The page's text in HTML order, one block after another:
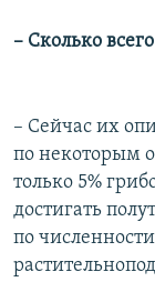
– Сколько
– Сейчас их
по некоторым
только 5%
достигать
по